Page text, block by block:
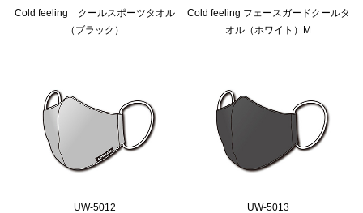
Cold feeling クールスポーツタオル
（ブラック）
Cold feeling フェースガードクールタ
オル（ホワイト）M
UW-5012
UW-5013